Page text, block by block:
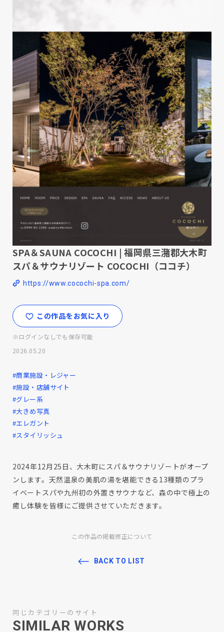
SPA＆SAUNA COCOCHI | 福岡県三潴郡大木町
スパ＆サウナリゾート COCOCHI（ココチ）
https://www.cocochi-spa.com/
この作品をお気に入り
※ログインなしでも保存可能
2026.05.20
#商業施設・レジャー
#施設・店舗サイト
#グレー系
#大きめ写真
#エレガント
#スタイリッシュ
2024年12月25日、大木町にスパ＆サウナリゾートがオープ
ンします。天然温泉の美肌の湯を堪能できる13種類のプラ
イベートスパや九州初の外置きサウナなど、森の中で極上の
癒し体験を皆様にご提供させていただきます。
この作品の掲載修正について
BACK TO LIST
同じカテゴリーのサイト
SIMILAR WORKS